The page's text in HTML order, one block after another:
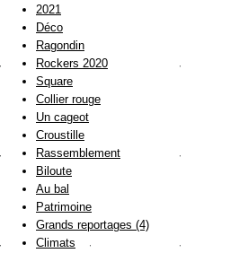
2021
Déco
Ragondin
Rockers 2020
Square
Collier rouge
Un cageot
Croustille
Rassemblement
Biloute
Au bal
Patrimoine
Grands reportages (4)
Climats